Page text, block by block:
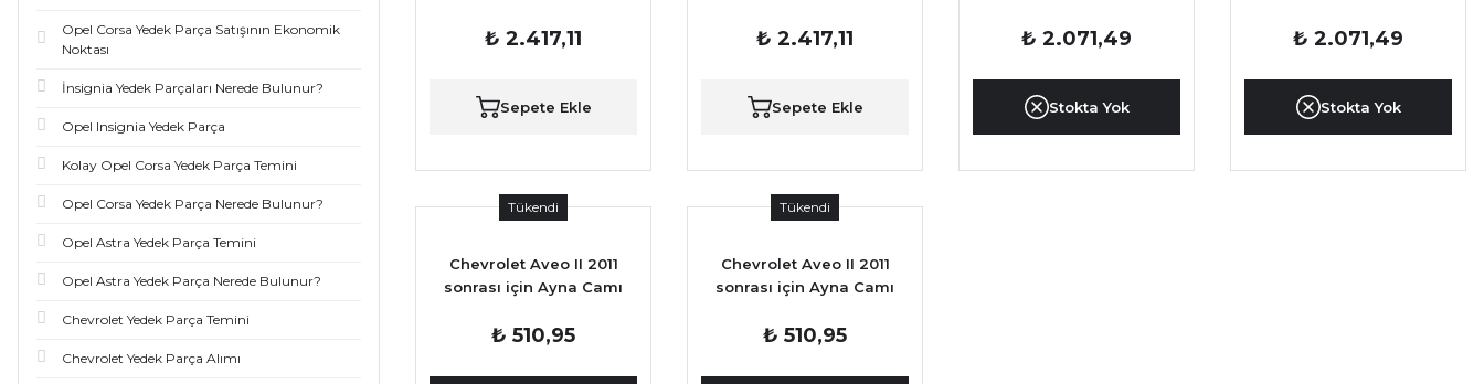
Opel Corsa Yedek Parça Satışının Ekonomik
Noktası
İnsignia Yedek Parçaları Nerede Bulunur?
Opel Insignia Yedek Parça
Kolay Opel Corsa Yedek Parça Temini
Opel Corsa Yedek Parça Nerede Bulunur?
Opel Astra Yedek Parça Temini
Opel Astra Yedek Parça Nerede Bulunur?
Chevrolet Yedek Parça Temini
Chevrolet Yedek Parça Alımı
₺ 2.417,11
Sepete Ekle
₺ 2.417,11
Sepete Ekle
₺ 2.071,49
Stokta Yok
₺ 2.071,49
Stokta Yok
Tükendi
Chevrolet Aveo II 2011
sonrası için Ayna Camı
₺ 510,95
Tükendi
Chevrolet Aveo II 2011
sonrası için Ayna Camı
₺ 510,95